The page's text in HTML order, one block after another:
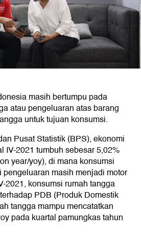
masih bertumpu pada
atau pengeluaran atas barang
untuk tujuan konsumsi.
Pusat Statistik (BPS), ekonomi
IV-2021 tumbuh sebesar 5,02%
year/yoy), di mana konsumsi
masih menjadi motor
2021, konsumsi rumah tangga
PDB (Produk Domestik
tangga mampu mencatatkan
pada kuartal pamungkas tahun